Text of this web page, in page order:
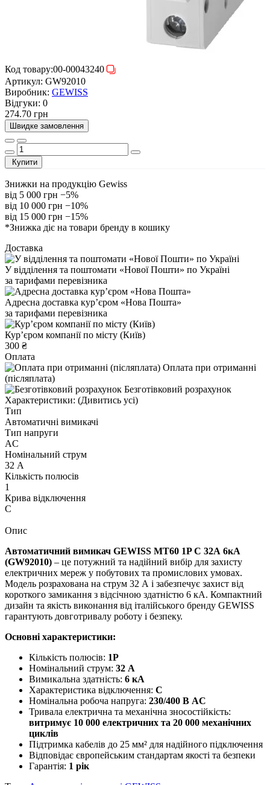
Код товару:00-00043240
Артикул: GW92010
Виробник: GEWISS
Відгуки: 0
274.70 грн
Швидке замовлення
Купити
Знижки на продукцію Gewiss
від 5 000 грн −5%
від 10 000 грн −10%
від 15 000 грн −15%
*Знижка діє на товари бренду в кошику
Доставка
У відділення та поштомати «Нової Пошти» по Україні
за тарифами перевізника
Адресна доставка курʼєром «Нова Пошта»
за тарифами перевізника
Курʼєром компанії по місту (Київ)
300 ₴
Оплата
Оплата при отриманні
(післяплата)
Безготівковий розрахунок
Характеристики: (Дивитись усі)
Тип
Автоматичні вимикачі
Тип напруги
AC
Номінальний струм
32 А
Кількість полюсів
1
Крива відключення
C
Опис
Автоматичний вимикач GEWISS МТ60 1P C 32А 6кА
(GW92010) – це потужний та надійний вибір для захисту
електричних мереж у побутових та промислових умовах.
Модель розрахована на струм 32 А і забезпечує захист від
короткого замикання з відсічною здатністю 6 кА. Компактний
дизайн та якість виконання від італійського бренду GEWISS
гарантують довготривалу роботу і безпеку.
Основні характеристики:
Кількість полюсів: 1P
Номінальний струм: 32 А
Вимикальна здатність: 6 кА
Характеристика відключення: C
Номінальна робоча напруга: 230/400 В AC
Тривала електрична та механічна зносостійкість:
витримує 10 000 електричних та 20 000 механічних
циклів
Підтримка кабелів до 25 мм² для надійного підключення
Відповідає європейським стандартам якості та безпеки
Гарантія: 1 рік